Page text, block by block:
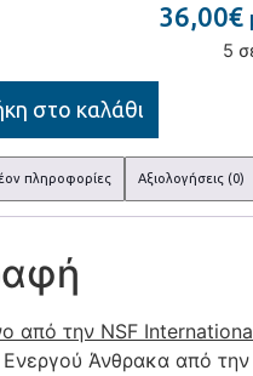
36,00€
5
στο καλάθι
πληροφορίες Αξιολογήσεις (0)
από την NSF
Ενεργού Άνθρακα από την